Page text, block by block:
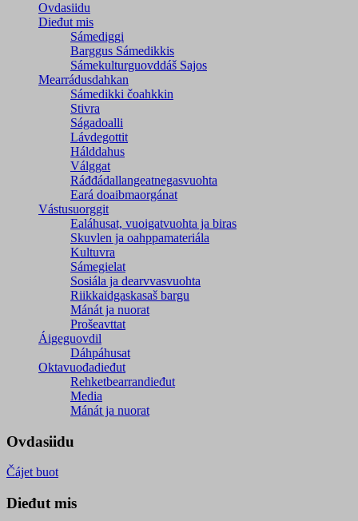
Ovdasiidu
Dieđut mis
Sámediggi
Barggus Sámedikkis
Sámekulturguovddáš Sajos
Mearrádusdahkan
Sámedikki čoahkkin
Stivra
Ságadoalli
Lávdegottit
Hálddahus
Válggat
Ráđđádallangeatnegas­vuohta
Eará doaibmaorgánat
Vástusuorggit
Ealáhusat, vuoigatvuohta ja biras
Skuvlen ja oahppamateriála
Kultuvra
Sámegielat
Sosiála ja dearvvasvuohta
Riikkaidgaskasaš bargu
Mánát ja nuorat
Prošeavttat
Áigeguovdil
Dáhpáhusat
Oktavuođadieđut
Rehketbearrandieđut
Media
Mánát ja nuorat
Ovdasiidu
Čájet buot
Dieđut mis